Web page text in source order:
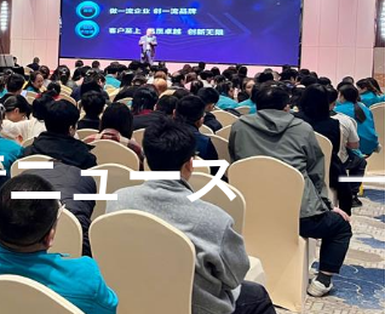
ュース